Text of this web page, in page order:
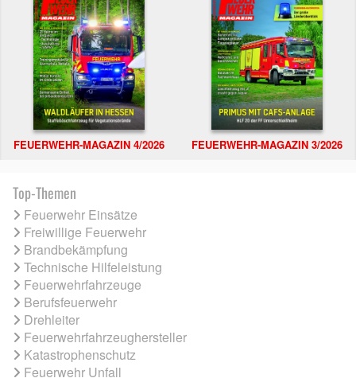
FEUERWEHR-MAGAZIN 4/2026 FEUERWEHR-MAGAZIN 3/2026
Top-Themen
Feuerwehr Einsätze
Freiwillige Feuerwehr
Brandbekämpfung
Technische Hilfeleistung
Feuerwehrfahrzeuge
Berufsfeuerwehr
Drehleiter
Feuerwehrfahrzeughersteller
Katastrophenschutz
Feuerwehr Unfall